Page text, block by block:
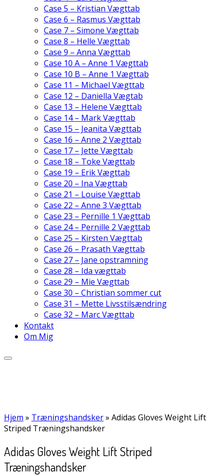
Case 5 – Kristian Vægttab
Case 6 – Rasmus Vægttab
Case 7 – Simone Vægttab
Case 8 – Helle Vægttab
Case 9 – Anna Vægttab
Case 10 A – Anne 1 Vægttab
Case 10 B – Anne 1 Vægttab
Case 11 – Michael Vægttab
Case 12 – Daniella Vægtab
Case 13 – Helene Vægttab
Case 14 – Mark Vægttab
Case 15 – Jeanita Vægttab
Case 16 – Anne 2 Vægttab
Case 17 – Jette Vægttab
Case 18 – Toke Vægttab
Case 19 – Erik Vægttab
Case 20 – Ina Vægttab
Case 21 – Louise Vægttab
Case 22 – Anne 3 Vægttab
Case 23 – Pernille 1 Vægttab
Case 24 – Pernille 2 Vægttab
Case 25 – Kirsten Vægttab
Case 26 – Prasath Vægttab
Case 27 – Jane opstramning
Case 28 – Ida vægttab
Case 29 – Mie Vægttab
Case 30 – Christian sommer cut
Case 31 – Mette Livsstilsændring
Case 32 – Marc Vægttab
Kontakt
Om Mig
Hjem » Træningshandsker» Adidas Gloves Weight Lift
Striped Træningshandsker
Adidas Gloves Weight Lift Striped
Træningshandsker